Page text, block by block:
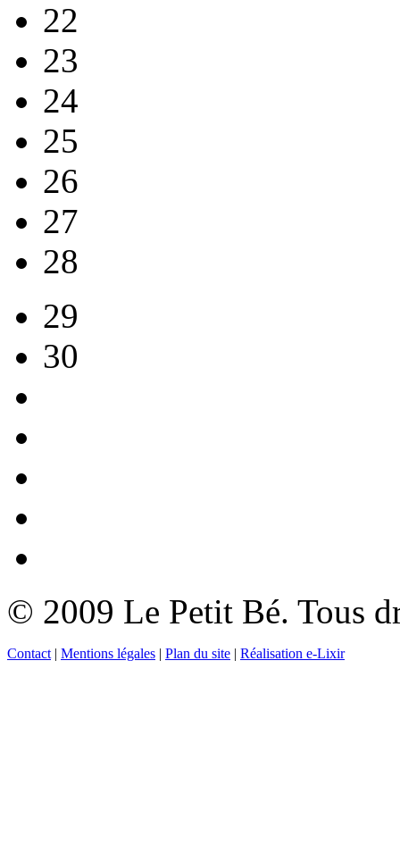
22
23
24
25
26
27
28
29
30
© 2009 Le Petit Bé. Tous
Contact | Mentions légales | Plan du site | Réalisation e-Lixir